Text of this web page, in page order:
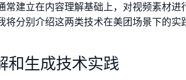
常建立在内容理解基础上，对视频素材
分别介绍这两类技术在美团场景下的实
和生成技术实践